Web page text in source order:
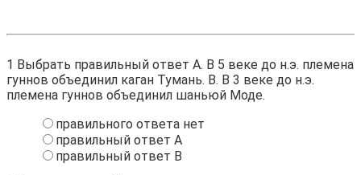
1 Выбрать правильный ответ А. В 5 веке до н.э. племена
гуннов объединил каган Тумань. В. В 3 веке до н.э.
племена гуннов объединил шаньюй Моде.
правильного ответа нет
правильный ответ А
правильный ответ В